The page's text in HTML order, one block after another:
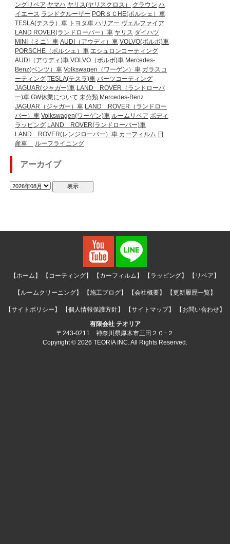
ングリペア ヤマハ ヤリス(ヤリスクロス） クラウン ハ
イエース ランドクルーザー PORＳＣHE(ポルシェ）車
TESLA(テスラ）車 トヨタ車 ハリアー ヴェルファイア
LAND ROVER(ランドローバー）車 ヤリス ダイハツ
MINI（ミニ）車 AUDI（アウディ）車 VOLVO(ボルボ)車
PORSCHE（ポルシェ）車 エシュロンコーティング
AUDI（アウディ)車 VOLVO（ボルボ)車 Mercedes-
Benz(ベンツ）車 Volkswagen（ワーゲン）車 ガラスコ
ーティング TESLA(テスラ)車 パーツコーティング
JAGUAR(ジャガー)車 LAND ROVER（ランドローバ
ー)車 GW休業について 未分類 Mercedes-Benz
JAGUAR（ジャガー）車 LAND ROVER（ランドロー
バー）車 Volkswagen(ワーゲン)車 ルームリペア ボディ
ラッピング LAND ROVER(ランドローバー)車
LAND ROVER(レンジローバー）車 カーフィルム 日
産車
ルーフライニング
アーカイブ
【ホーム】 【コーティング】 【カーフィルム】 【ラッピング】 【リペア】
【ルームクリーニング】 【施工ブログ】 【会社概要】 【更新履歴一覧】
【サイトポリシー】 【個人情報保護方針】 【サイトマップ】
【お問い合わせ】
有限会社 テオリア
〒243-0211 神奈川県厚木市三田２０−２
Copyright © 2026 TEORIA INC. All Rights Reserved.